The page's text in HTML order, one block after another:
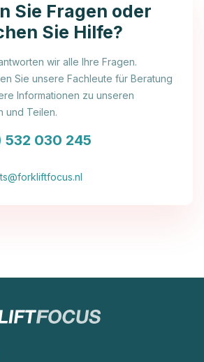
Sie Fragen oder
Sie Hilfe?
wir alle Ihre Fragen.
Sie unsere Fachleute für Beratung
Informationen zu unseren
und Teilen.
532 030 245